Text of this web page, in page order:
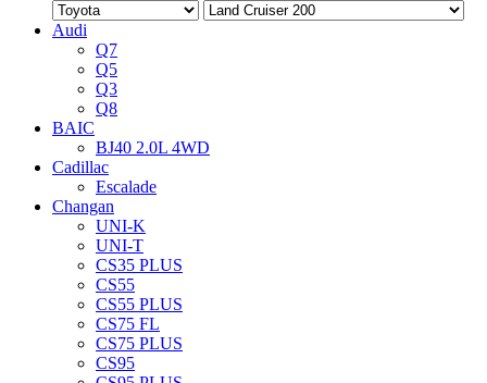
Audi
Q7
Q5
Q3
Q8
BAIC
BJ40 2.0L 4WD
Cadillac
Escalade
Changan
UNI-K
UNI-T
CS35 PLUS
CS55
CS55 PLUS
CS75 FL
CS75 PLUS
CS95